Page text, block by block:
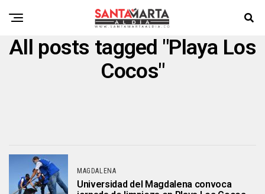
All posts tagged "Playa Los
Cocos"
MAGDALENA
Universidad del Magdalena convoca